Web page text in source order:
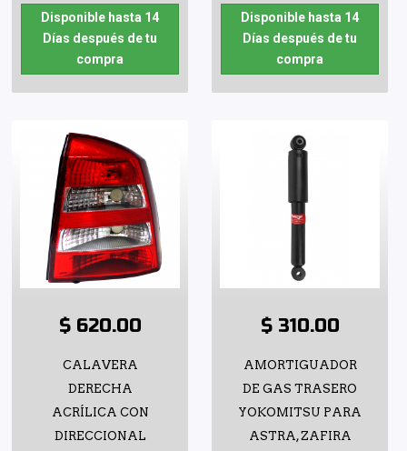
Disponible hasta 14
Días después de tu
compra
Disponible hasta 14
Días después de tu
compra
$ 620.00
CALAVERA
DERECHA
ACRÍLICA CON
DIRECCIONAL
$ 310.00
AMORTIGUADOR
DE GAS TRASERO
YOKOMITSU PARA
ASTRA, ZAFIRA